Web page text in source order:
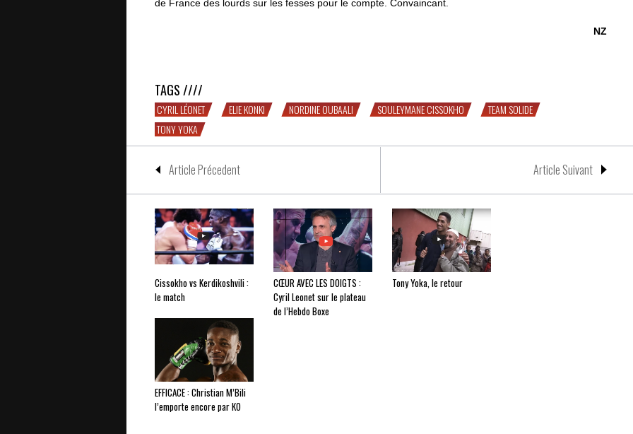
de France des lourds sur les fesses pour le compte. Convaincant.
NZ
TAGS ////
CYRIL LÉONET ELIE KONKI NORDINE OUBAALI SOULEYMANE CISSOKHO
TEAM SOLIDE
TONY YOKA
Article Précedent Article Suivant
Cissokho vs Kerdikoshvili :
le match
CŒUR AVEC LES DOIGTS :
Cyril Leonet sur le plateau
de l’Hebdo Boxe
Tony Yoka, le retour
EFFICACE : Christian M’Bili
l’emporte encore par KO